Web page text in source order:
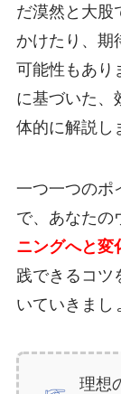
だ漠然と大股
かけたり、期
可能性もあり
に基づいた、
体的に解説し
一つ一つのポ
で、あなたの
ニングへと変
践できるコツ
いていきまし
理想